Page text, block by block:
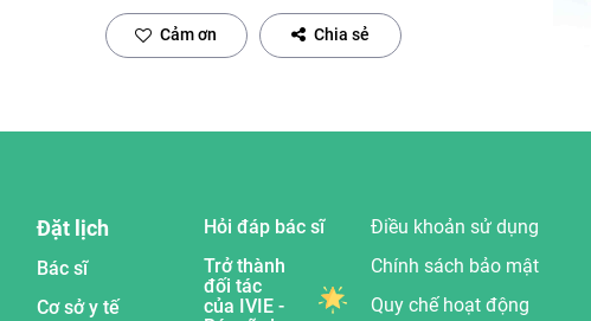
Cảm ơn Chia sẻ
Đặt lịch
Bác sĩ
Cơ sở y tế
Hỏi đáp bác sĩ
Trở thành
đối tác
của IVIE -
Điều khoản sử dụng
Chính sách bảo mật
Quy chế hoạt động